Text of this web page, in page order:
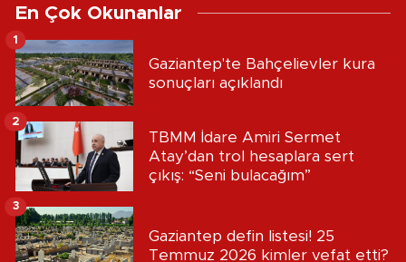
En Çok Okunanlar
Gaziantep'te Bahçelievler kura
sonuçları açıklandı
1
TBMM İdare Amiri Sermet
Atay’dan trol hesaplara sert
çıkış: “Seni bulacağım”
2
Gaziantep defin listesi! 25
Temmuz 2026 kimler vefat etti?
3